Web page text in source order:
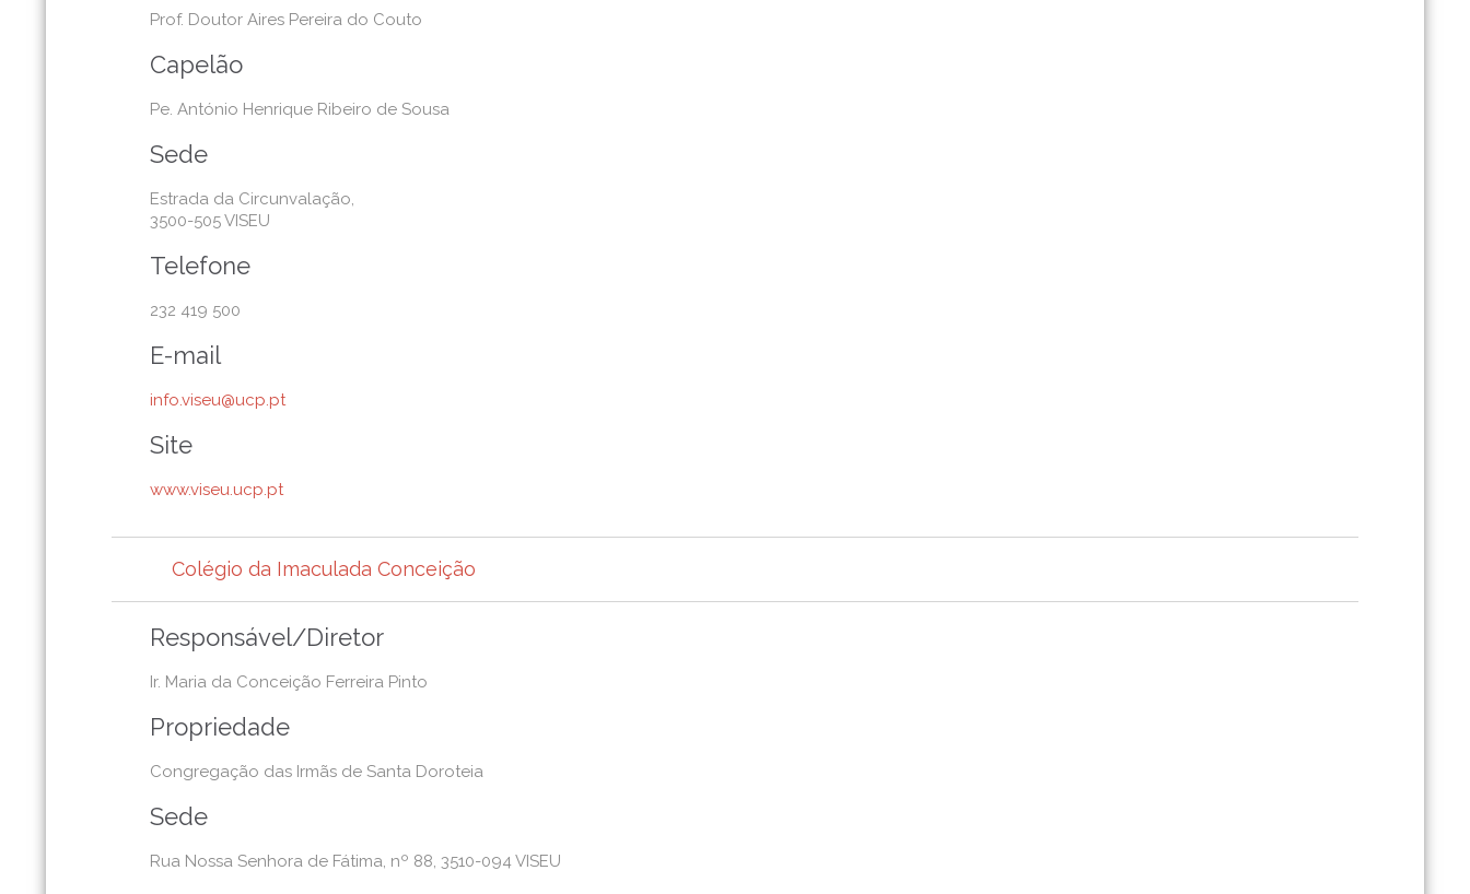
Prof. Doutor Aires Pereira do Couto
Capelão
Pe. António Henrique Ribeiro de Sousa
Sede
Estrada da Circunvalação,
3500-505 VISEU
Telefone
232 419 500
E-mail
info.viseu@ucp.pt
Site
www.viseu.ucp.pt
Colégio da Imaculada Conceição
Responsável/Diretor
Ir. Maria da Conceição Ferreira Pinto
Propriedade
Congregação das Irmãs de Santa Doroteia
Sede
Rua Nossa Senhora de Fátima, nº 88, 3510-094 VISEU